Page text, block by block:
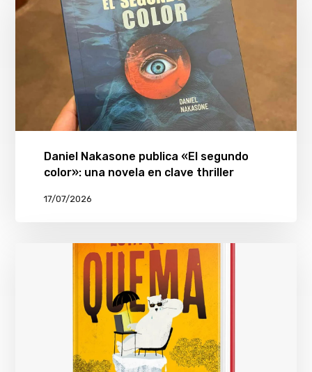
Daniel Nakasone publica «El segundo
color»: una novela en clave thriller
17/07/2026